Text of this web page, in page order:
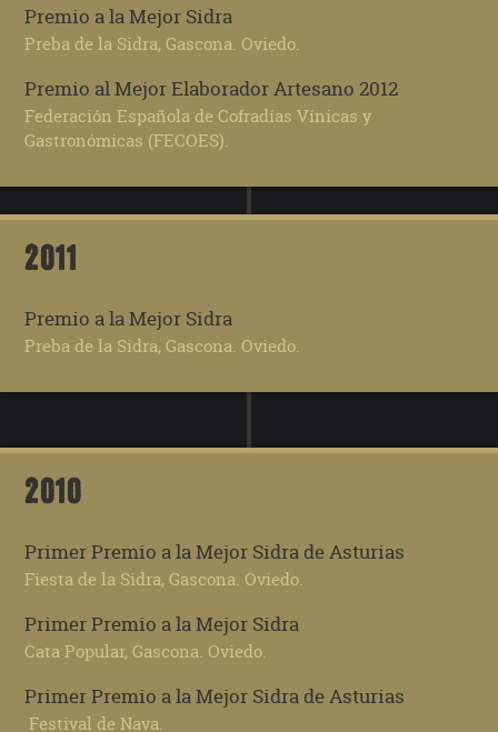
Premio a la Mejor Sidra
Preba de la Sidra, Gascona. Oviedo.
Premio al Mejor Elaborador Artesano 2012
Federación Española de Cofradías Vínicas y
Gastronómicas (FECOES).
2011
Premio a la Mejor Sidra
Preba de la Sidra, Gascona. Oviedo.
2010
Primer Premio a la Mejor Sidra de Asturias
Fiesta de la Sidra, Gascona. Oviedo.
Primer Premio a la Mejor Sidra
Cata Popular, Gascona. Oviedo.
Primer Premio a la Mejor Sidra de Asturias
Festival de Nava.